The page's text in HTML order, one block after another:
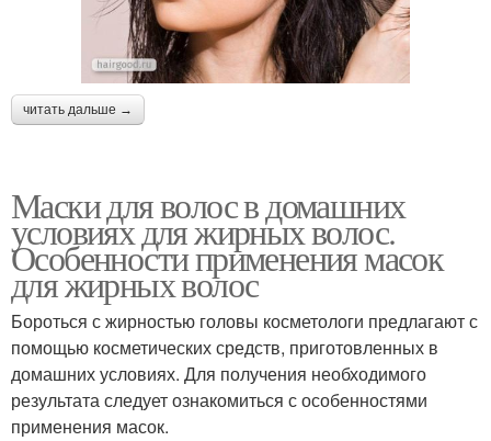
читать дальше →
Маски для волос в домашних
условиях для жирных волос.
Особенности применения масок
для жирных волос
Бороться с жирностью головы косметологи предлагают с
помощью косметических средств, приготовленных в
домашних условиях. Для получения необходимого
результата следует ознакомиться с особенностями
применения масок.